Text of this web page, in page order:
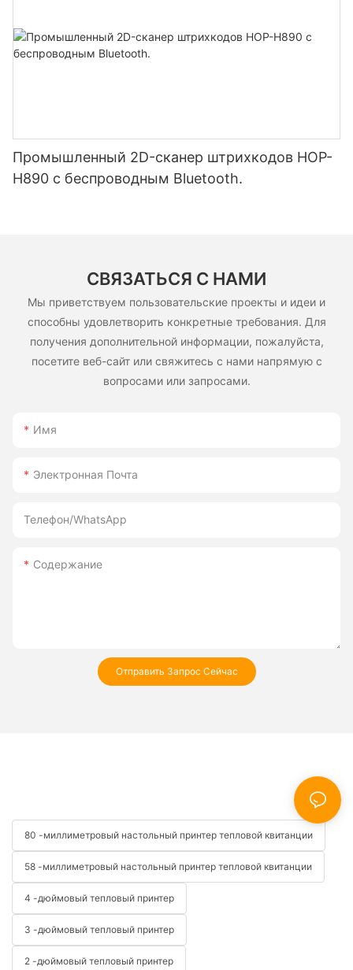
Промышленный 2D-сканер штрихкодов HOP-
H890 с беспроводным Bluetooth.
СВЯЗАТЬСЯ С НАМИ
Мы приветствуем пользовательские проекты и идеи и
способны удовлетворить конкретные требования. Для
получения дополнительной информации, пожалуйста,
посетите веб-сайт или свяжитесь с нами напрямую с
вопросами или запросами.
Имя
Электронная Почта
Телефон/WhatsApp
Содержание
Отправить Запрос Сейчас
80 -миллиметровый настольный принтер тепловой квитанции
58 -миллиметровый настольный принтер тепловой квитанции
4 -дюймовый тепловый принтер
3 -дюймовый тепловый принтер
2 -дюймовый тепловый принтер